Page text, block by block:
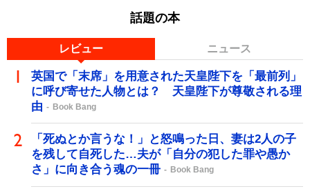
話題の本
レビュー ニュース
英国で「末席」を用意された天皇陛下を「最前列」
に呼び寄せた人物とは？ 天皇陛下が尊敬される理
由
Book Bang
「死ぬとか言うな！」と怒鳴った日、妻は2人の子
を残して自死した…夫が「自分の犯した罪や愚か
さ」に向き合う魂の一冊
Book Bang